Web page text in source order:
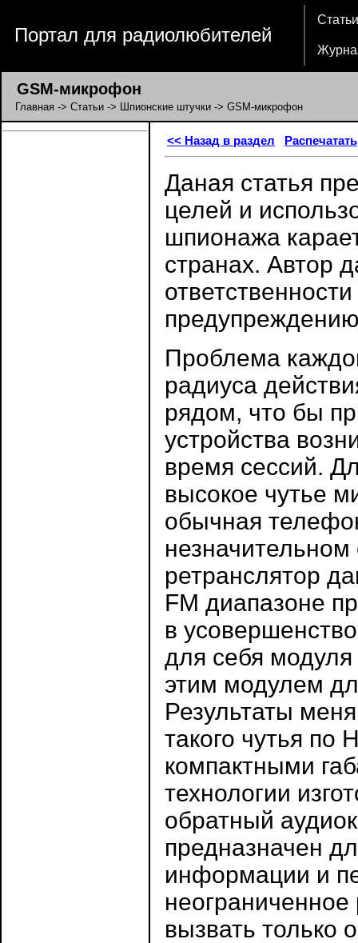
Портал для радиолюбителей
Статьи
GSM-микрофон
Главная -> Статьи -> Шпионские штучки -> GSM-микрофон
<< Назад в раздел Распечатать
Даная статья
целей и
шпионажа
странах. Автор
Проблема
радиуса
рядом, что бы
устройства
время сессий.
высокое чутье
обычная
ретранслятор
FM диапазоне
в
для себя
этим модулем
Результаты
такого чутья по
компактными
технологии
обратный
предназначен
информации и
вызвать только